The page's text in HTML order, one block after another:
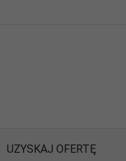
UZYSKAJ OFERTĘ